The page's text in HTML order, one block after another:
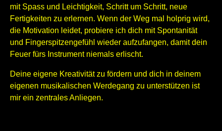
mit Spass und Leichtigkeit, Schritt um Schritt, neue
Fertigkeiten zu erlernen. Wenn der Weg mal holprig wird,
die Motivation leidet, probiere ich dich mit Spontanität
und Fingerspitzengefühl wieder aufzufangen, damit dein
Feuer fürs Instrument niemals erlischt.
Deine eigene Kreativität zu fördern und dich in deinem
eigenen musikalischen Werdegang zu unterstützen ist
mir ein zentrales Anliegen.